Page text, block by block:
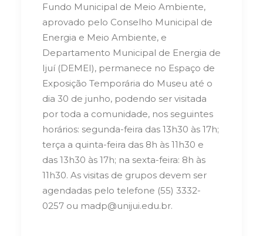
Fundo Municipal de Meio Ambiente,
aprovado pelo Conselho Municipal de
Energia e Meio Ambiente, e
Departamento Municipal de Energia de
Ijuí (DEMEI), permanece no Espaço de
Exposição Temporária do Museu até o
dia 30 de junho, podendo ser visitada
por toda a comunidade, nos seguintes
horários: segunda-feira das 13h30 às 17h;
terça a quinta-feira das 8h às 11h30 e
das 13h30 às 17h; na sexta-feira: 8h às
11h30. As visitas de grupos devem ser
agendadas pelo telefone (55) 3332-
0257 ou madp@unijui.edu.br.